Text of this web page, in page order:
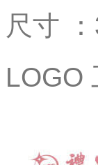
尺寸
LOGO